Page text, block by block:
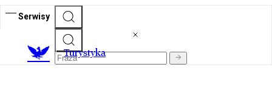
Serwisy
Turystyka